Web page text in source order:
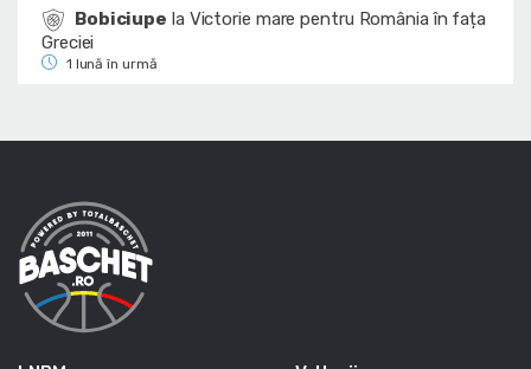
Bobiciupe la Victorie mare pentru România în fața
Greciei
1 lună în urmă